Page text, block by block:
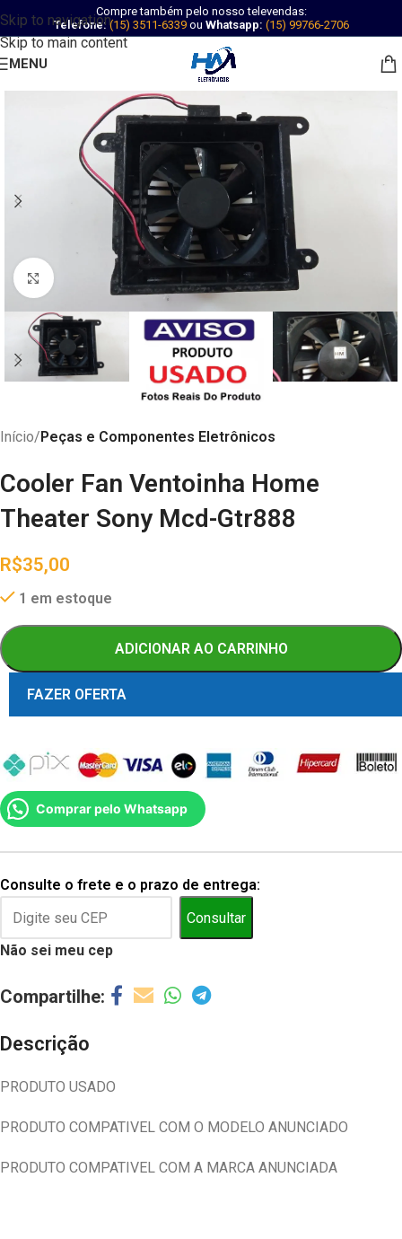
Skip to navigation
Skip to main content
Compre também pelo nosso televendas:
Telefone: (15) 3511-6339ou Whatsapp: (15) 99766-2706
MENU
Abrir imagem
Início Peças e Componentes Eletrônicos
Cooler Fan Ventoinha Home
Theater Sony Mcd-Gtr888
R$35,00
1 em estoque
ADICIONAR AO CARRINHO
FAZER OFERTA
Comprar pelo Whatsapp
Consulte o frete e o prazo de entrega:
Consultar
Não sei meu cep
Descrição
PRODUTO USADO
PRODUTO COMPATIVEL COM O MODELO ANUNCIADO
PRODUTO COMPATIVEL COM A MARCA ANUNCIADA